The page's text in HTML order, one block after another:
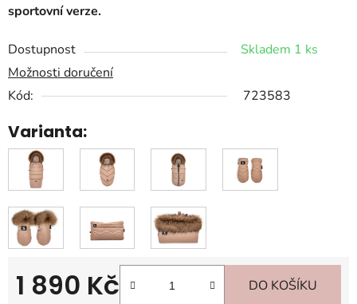
sportovní verze.
Dostupnost
Skladem 1 ks
Možnosti doručení
Kód:
723583
Varianta:
1 890 Kč DO KOŠÍKU